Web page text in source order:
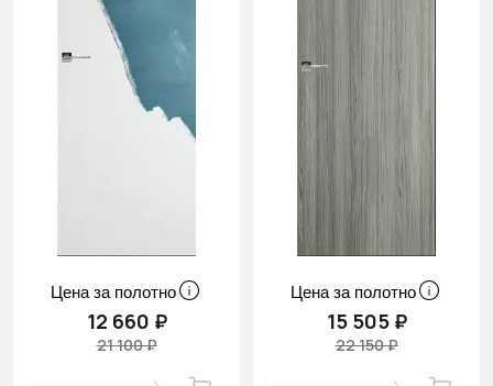
Цена за полотно
12 660 ₽
21 100 ₽
Цена за полотно
15 505 ₽
22 150 ₽